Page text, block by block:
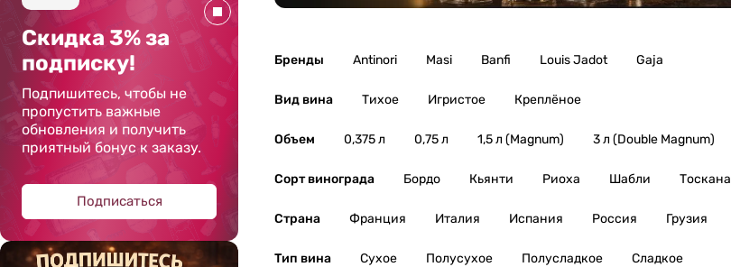
Скидка 3% за
подписку!
Подпишитесь, чтобы не
пропустить важные
обновления и получить
приятный бонус к заказу.
Подписаться
Бренды Antinori Masi Banfi Louis Jadot Gaja
Вид вина Тихое Игристое Креплёное
Объем 0,375 л 0,75 л 1,5 л (Magnum) 3 л (Double Magnum)
Сорт винограда Бордо Кьянти Риоха Шабли Тоскана
Страна Франция Италия Испания Россия Грузия
Тип вина Сухое Полусухое Полусладкое Сладкое